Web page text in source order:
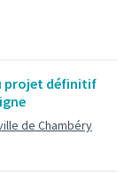
projet définitif
de Chambéry